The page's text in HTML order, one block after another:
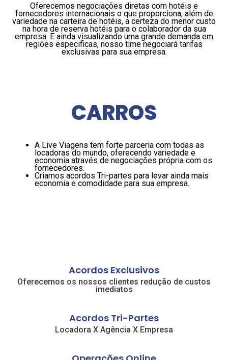
Oferecemos negociações diretas com hotéis e
fornecedores internacionais o que proporciona, além de
variedade na carteira de hotéis, a certeza do menor custo
na hora de reserva hotéis para o colaborador da sua
empresa. E ainda visualizando uma grande demanda em
regiões especificas, nosso time negociará tarifas
exclusivas para sua empresa.
CARROS
A Live Viagens tem forte parceria com todas as
locadoras do mundo, oferecendo variedade e
economia através de negociações própria com os
fornecedores.
Criamos acordos Tri-partes para levar ainda mais
economia e comodidade para sua empresa.
Acordos Exclusivos
Oferecemos os nossos clientes redução de custos
imediatos
Acordos Tri-Partes
Locadora X Agência X Empresa